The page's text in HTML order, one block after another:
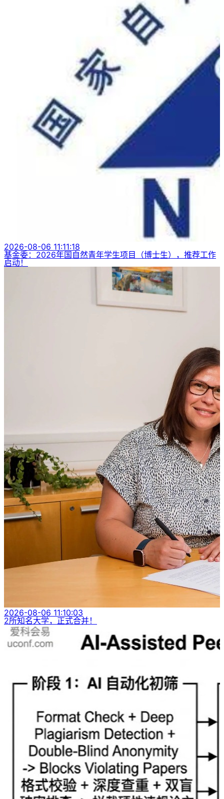
2026-08-06 11:11:18
基金委：2026年国自然青年学生项目（博士生），推荐工作
启动！
2026-08-06 11:10:03
2所知名大学，正式合并！